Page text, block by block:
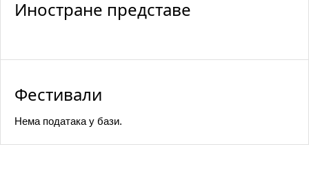
Иностране представе
Фестивали
Нема података у бази.